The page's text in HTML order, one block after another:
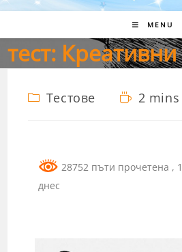
MENU
тест: Креативни
Тестове 2
28752 пъти прочетена ,
днес